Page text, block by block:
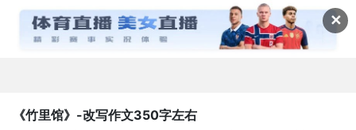
✕
资料详情(61教学网)  
《竹里馆》-改写作文350字左右